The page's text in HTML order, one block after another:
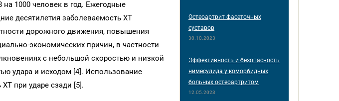
1000 человек в год. Ежегодные
десятилетия заболеваемость ХТ
дорожного движения, повышения
экономических причин, в частности
с небольшой скоростью и низкой
удара и исходом [4]. Использование
при ударе сзади [5].
Остеоартрит фасеточных
суставов
30.10.2023
Эффективность и безопасность
нимесулида у коморбидных
больных остеоартритом
12.05.2023